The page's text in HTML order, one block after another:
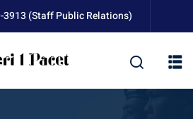
3913 (Staff Public Relations)